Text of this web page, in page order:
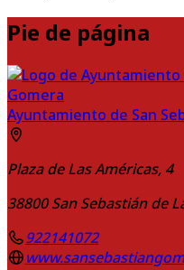
Pie de página
Ayuntamiento de San
Plaza de Las Américas, 4
38800 San Sebastián de
922141072